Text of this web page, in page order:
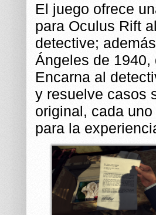
El juego ofrece
para Oculus Rift
detective;
Ángeles de
Encarna al
y resuelve casos
original, cada
para la